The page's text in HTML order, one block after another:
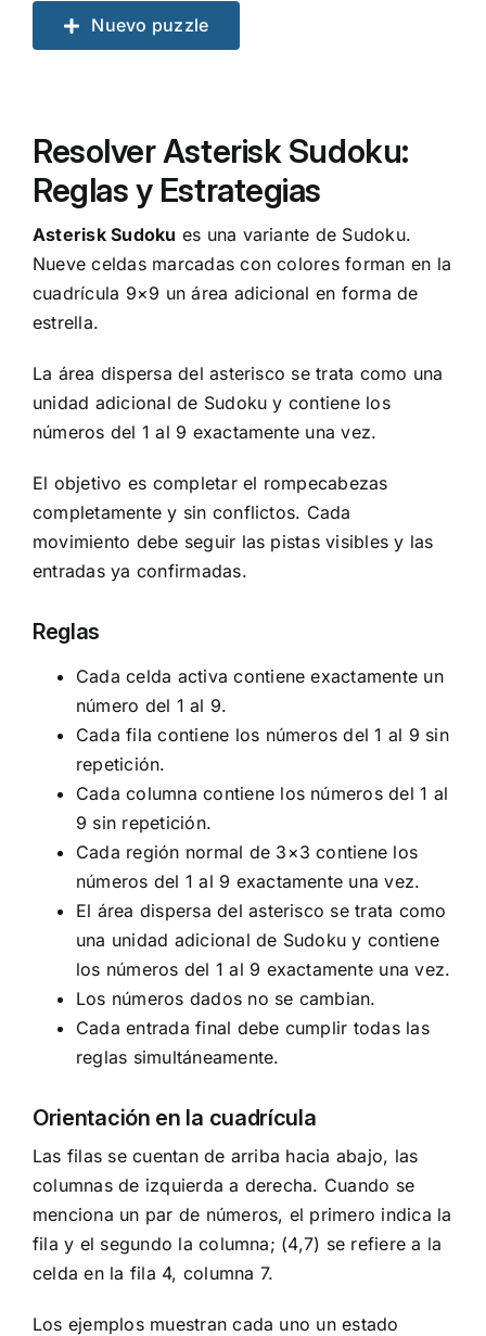
Nuevo puzzle
Resolver Asterisk Sudoku:
Reglas y Estrategias
Asterisk Sudoku es una variante de Sudoku.
Nueve celdas marcadas con colores forman en la
cuadrícula 9×9 un área adicional en forma de
estrella.
La área dispersa del asterisco se trata como una
unidad adicional de Sudoku y contiene los
números del 1 al 9 exactamente una vez.
El objetivo es completar el rompecabezas
completamente y sin conflictos. Cada
movimiento debe seguir las pistas visibles y las
entradas ya confirmadas.
Reglas
Cada celda activa contiene exactamente un
número del 1 al 9.
Cada fila contiene los números del 1 al 9 sin
repetición.
Cada columna contiene los números del 1 al
9 sin repetición.
Cada región normal de 3×3 contiene los
números del 1 al 9 exactamente una vez.
El área dispersa del asterisco se trata como
una unidad adicional de Sudoku y contiene
los números del 1 al 9 exactamente una vez.
Los números dados no se cambian.
Cada entrada final debe cumplir todas las
reglas simultáneamente.
Orientación en la cuadrícula
Las filas se cuentan de arriba hacia abajo, las
columnas de izquierda a derecha. Cuando se
menciona un par de números, el primero indica la
fila y el segundo la columna; (4,7) se refiere a la
celda en la fila 4, columna 7.
Los ejemplos muestran cada uno un estado